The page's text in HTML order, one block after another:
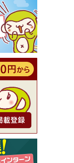
毛サロン Mickle
円→3,000円（料
リアン Pia Cu
OFF ※18時以
アクオーレ））
毛脱毛 半額 2,2
ス脱毛サロン Mi
ル 3,850円→ 2,7
）